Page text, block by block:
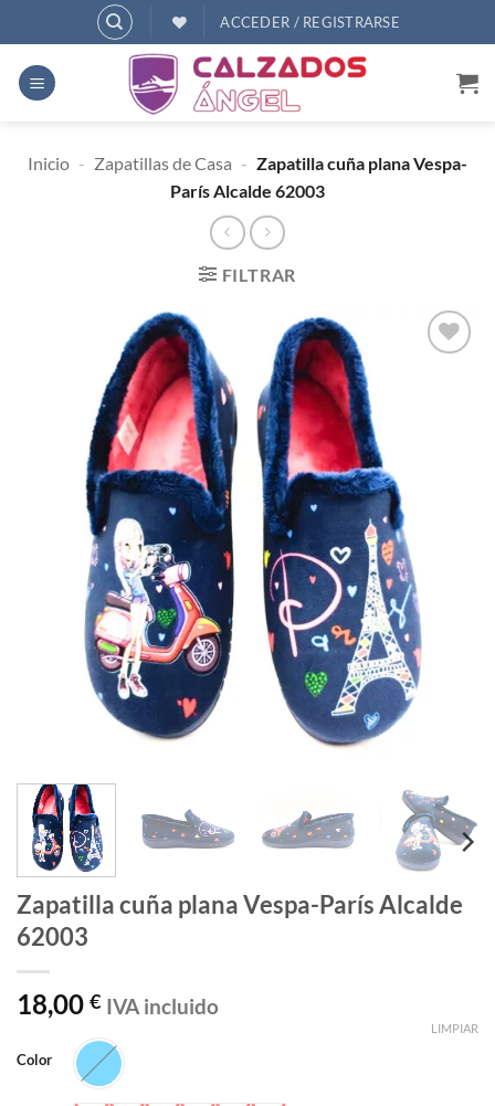
al
contenido
ACCEDER / REGISTRARSE
Inicio - Zapatillas de Casa - Zapatilla cuña plana Vespa-
París Alcalde 62003
FILTRAR
Zapatilla cuña plana Vespa-París Alcalde
62003
18,00 € IVA incluido
Color
LIMPIAR